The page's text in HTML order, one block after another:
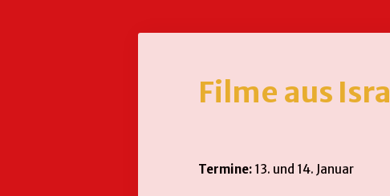
Filme aus
Termine: 13. und 14. Januar